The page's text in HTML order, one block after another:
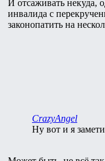
И отсаживать некуда,
инвалида с
законопатить на
CrazyAngel
Ну вот и я